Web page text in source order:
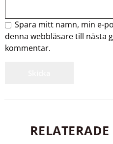
Spara mitt namn, min e-
denna webbläsare till nästa
kommentar.